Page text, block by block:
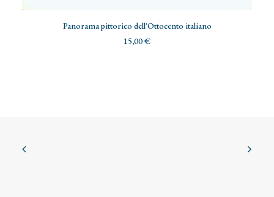
AGGIUNGI AL CARRELLO
Panorama pittorico dell'Ottocento italiano
15,00€